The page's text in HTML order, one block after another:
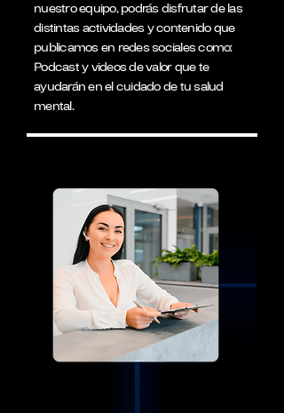
nuestro equipo, podrás disfrutar de las
distintas actividades y contenido que
publicamos en redes sociales como:
Podcast y videos de valor que te
ayudarán en el cuidado de tu salud
mental.